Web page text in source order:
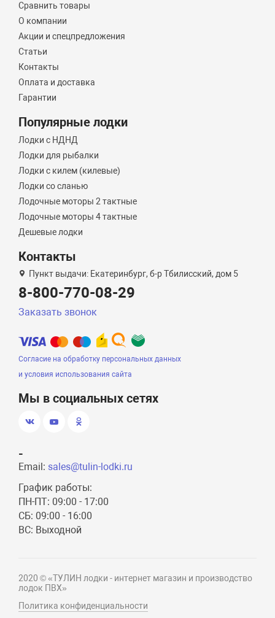
Сравнить товары
О компании
Акции и спецпредложения
Статьи
Контакты
Оплата и доставка
Гарантии
Популярные лодки
Лодки с НДНД
Лодки для рыбалки
Лодки с килем (килевые)
Лодки со сланью
Лодочные моторы 2 тактные
Лодочные моторы 4 тактные
Дешевые лодки
Контакты
Пункт выдачи: Екатеринбург, б-р Тбилисский, дом 5
8-800-770-08-29
Заказать звонок
Согласие на обработку персональных данных
и условия использования сайта
Мы в социальных сетях
-
Email: sales@tulin-lodki.ru
График работы:
ПН-ПТ: 09:00 - 17:00
СБ: 09:00 - 16:00
ВС: Выходной
2020 © «ТУЛИН лодки - интернет магазин и производство
лодок ПВХ»
Политика конфиденциальности